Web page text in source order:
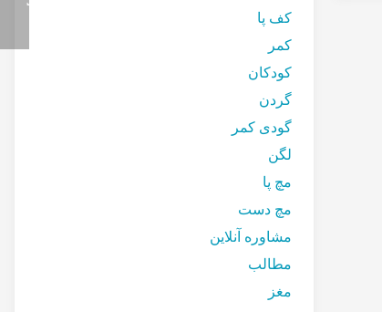
کف پا
کمر
کودکان
گردن
گودی کمر
لگن
مچ پا
مچ دست
مشاوره آنلاین
مطالب
مغز